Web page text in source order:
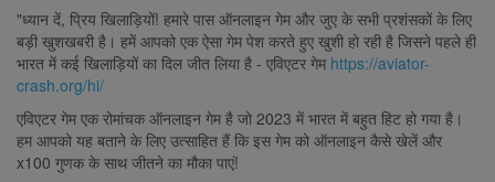
"ध्यान दें, प्रिय खिलाड़ियों! हमारे पास ऑनलाइन गेम और जुए के सभी प्रशंसकों के लिए
बड़ी खुशखबरी है। हमें आपको एक ऐसा गेम पेश करते हुए खुशी हो रही है जिसने पहले ही
भारत में कई खिलाड़ियों का दिल जीत लिया है - एविएटर गेम https://aviator-
crash.org/hi/
एविएटर गेम एक रोमांचक ऑनलाइन गेम है जो 2023 में भारत में बहुत हिट हो गया है।
हम आपको यह बताने के लिए उत्साहित हैं कि इस गेम को ऑनलाइन कैसे खेलें और
x100 गुणक के साथ जीतने का मौका पाएं!